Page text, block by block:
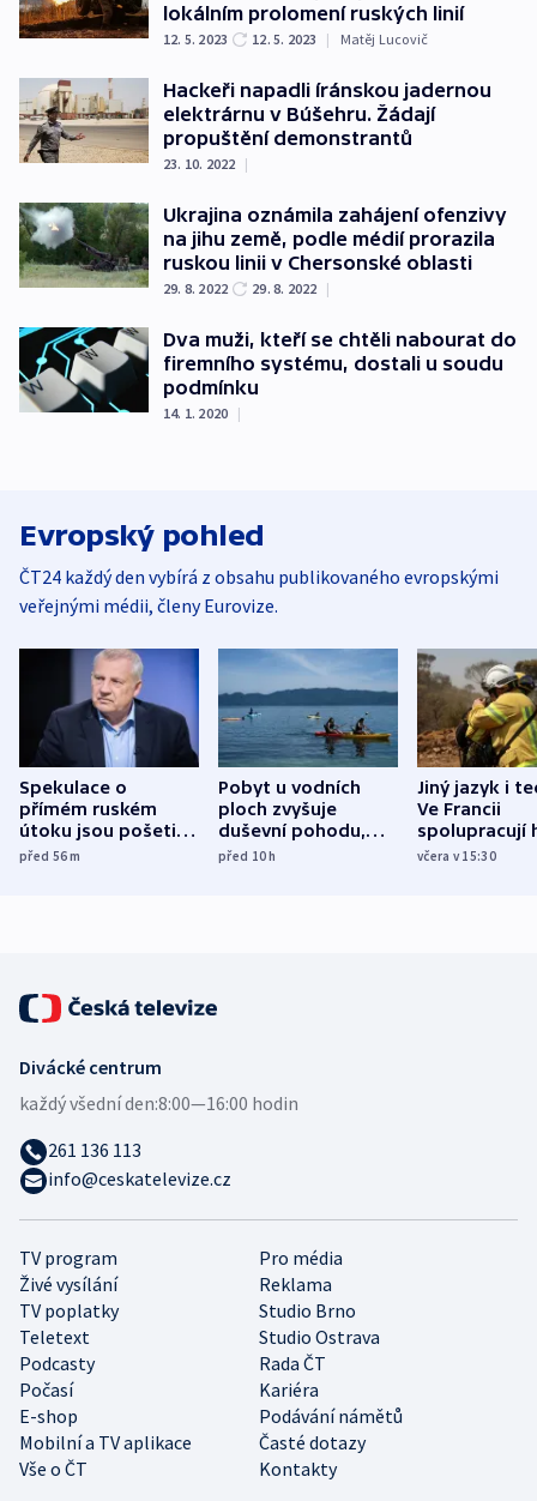
lokálním prolomení ruských linií
12. 5. 2023 12. 5. 2023 | Matěj Lucovič
Hackeři napadli íránskou jadernou
elektrárnu v Búšehru. Žádají
propuštění demonstrantů
23. 10. 2022 |
Ukrajina oznámila zahájení ofenzivy
na jihu země, podle médií prorazila
ruskou linii v Chersonské oblasti
29. 8. 2022 29. 8. 2022 |
Dva muži, kteří se chtěli nabourat do
firemního systému, dostali u soudu
podmínku
14. 1. 2020 |
Evropský pohled
ČT24 každý den vybírá z obsahu publikovaného evropskými
veřejnými médii, členy Eurovize.
Spekulace o
přímém ruském
útoku jsou pošetilé,
míní estonský
před 56m
Pobyt u vodních
ploch zvyšuje
duševní pohodu,
ukázala
před 10h
Jiný jazyk i
Ve Francii
spolupracují
různých zemí
včera v 15:30
TV program
Pro média
Živé vysílání
Reklama
TV poplatky
Studio Brno
Teletext
Studio Ostrava
Podcasty
Rada ČT
Počasí
Kariéra
E-shop
Podávání námětů
Mobilní a TV aplikace
Časté dotazy
Vše o ČT
Kontakty
Divácké centrum
každý všední den:8:00—16:00 hodin
261 136 113
info@ceskatelevize.cz